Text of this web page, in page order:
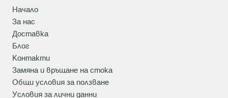
Начало
За нас
Доставка
Блог
Контакти
Замяна и връщане на стока
Общи условия за ползване
Условия за лични данни